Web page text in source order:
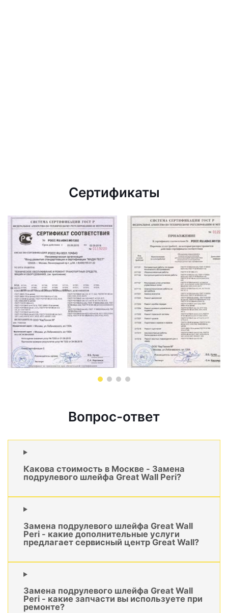
Сертификаты
Вопрос-ответ
Какова стоимость в Москве - Замена
подрулевого шлейфа Great Wall Peri?
Замена подрулевого шлейфа Great Wall
Peri - какие дополнительные услуги
предлагает сервисный центр Great Wall?
Замена подрулевого шлейфа Great Wall
Peri - какие запчасти вы используете при
ремонте?